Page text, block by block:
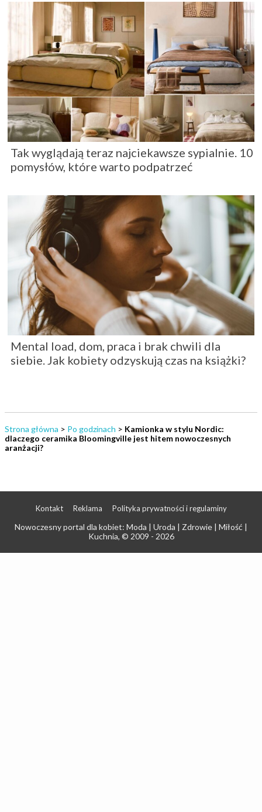
Tak wyglądają teraz najciekawsze sypialnie. 10
pomysłów, które warto podpatrzeć
Mental load, dom, praca i brak chwili dla
siebie. Jak kobiety odzyskują czas na książki?
Strona główna > Po godzinach > Kamionka w stylu Nordic:
dlaczego ceramika Bloomingville jest hitem nowoczesnych
aranżacji?
Kontakt Reklama Polityka prywatności i regulaminy
Nowoczesny portal dla kobiet: Moda | Uroda | Zdrowie | Miłość |
Kuchnia, © 2009 - 2026